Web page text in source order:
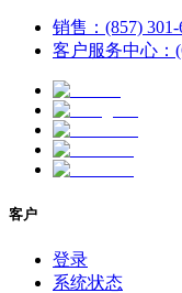
销售：(857) 301-
客户服务中心：
客户
登录
系统状态